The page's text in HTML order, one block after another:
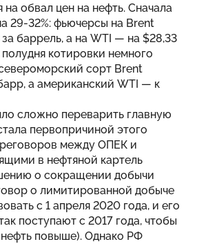
обвал цен на нефть. Сначала
29-32%: фьючерсы на Brent
баррель, а на WTI — на $28,33
котировки немного
сорт Brent
а американский WTI — к
сложно переварить главную
первопричиной этого
между ОПЕК и
в нефтяной картель
о сокращении добычи
о лимитированной добыче
с 1 апреля 2020 года, и его
поступают с 2017 года, чтобы
повыше). Однако РФ